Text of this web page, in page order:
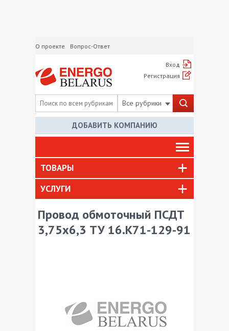
О проекте Вопрос-Ответ
Вход
Регистрация
Все рубрики
ДОБАВИТЬ КОМПАНИЮ
ТОВАРЫ
УСЛУГИ
Провод обмоточный ПСДТ
3,75х6,3 ТУ 16.К71-129-91